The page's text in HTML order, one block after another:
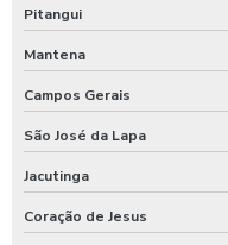
Shampoozeira onde comprar
Shampoozeira pneumática
Shampoozeira profissional
Shampoozeira sao paulo
Shampoozeira em sp
Shampoozeira valor
Pitangui
Mantena
Campos Gerais
São José da Lapa
Jacutinga
Coração de Jesus